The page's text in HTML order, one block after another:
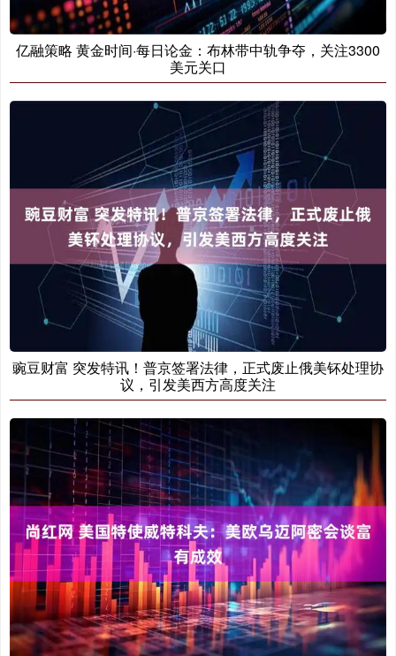
亿融策略 黄金时间·每日论金：布林带中轨争夺，关注3300
美元关口
豌豆财富 突发特讯！普京签署法律，正式废止俄美钚处理协
议，引发美西方高度关注